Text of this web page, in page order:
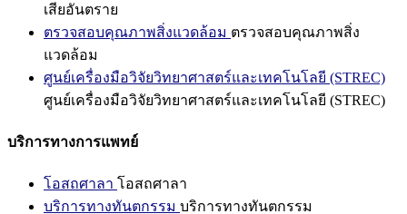
เสียอันตราย
ตรวจสอบคุณภาพสิ่งแวดล้อม ตรวจสอบคุณภาพสิ่ง
แวดล้อม
ศูนย์เครื่องมือวิจัยวิทยาศาสตร์และเทคโนโลยี (STREC)
ศูนย์เครื่องมือวิจัยวิทยาศาสตร์และเทคโนโลยี (STREC)
บริการทางการแพทย์
โอสถศาลา โอสถศาลา
บริการทางทันตกรรม บริการทางทันตกรรม